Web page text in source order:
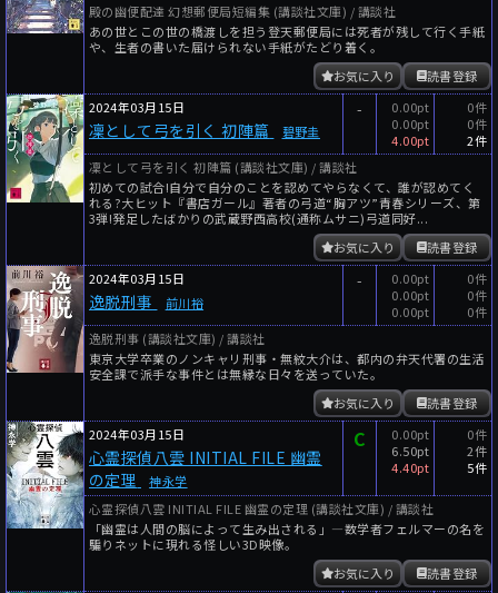
殿の幽便配達 幻想郵便局短編集 (講談社文庫) / 講談社
あの世とこの世の橋渡しを担う登天郵便局には死者が残して行く手紙
や、生者の書いた届けられない手紙がたどり着く。
読書登録
お気に入り
2024年03月15日
凜として弓を引く 初陣篇 碧野圭
-
0.00pt
0.00pt
4.00pt
0件
0件
2件
凜として弓を引く 初陣篇 (講談社文庫) / 講談社
初めての試合!自分で自分のことを認めてやらなくて、誰が認めてく
れる?大ヒット『書店ガール』著者の弓道“胸アツ”青春シリーズ、第
3弾!発足したばかりの武蔵野西高校(通称ムサニ)弓道同好...
読書登録
お気に入り
2024年03月15日
逸脱刑事 前川裕
-
0.00pt
0.00pt
0.00pt
0件
0件
0件
逸脱刑事 (講談社文庫) / 講談社
東京大学卒業のノンキャリ刑事・無紋大介は、都内の弁天代署の生活
安全課で派手な事件とは無縁な日々を送っていた。
読書登録
お気に入り
2024年03月15日
心霊探偵八雲 INITIAL FILE 幽霊
の定理
神永学
C
0.00pt
6.50pt
4.40pt
0件
2件
5件
心霊探偵八雲 INITIAL FILE 幽霊の定理 (講談社文庫) / 講談社
「幽霊は人間の脳によって生み出される」―数学者フェルマーの名を
騙りネットに現れる怪しい3D映像。
読書登録
お気に入り